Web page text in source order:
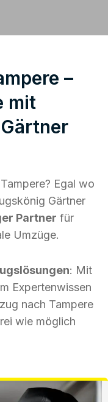
–
mit
Egal wo
Gärtner
Partner für
Umzüge.
: Mit
Expertenwissen
nach Tampere
wie möglich